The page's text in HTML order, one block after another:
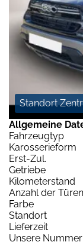
Standort
Allgemeine
Fahrzeugtyp
Karosserieform
Erst-Zul.
Getriebe
Kilometerstand
Anzahl der Türen
Farbe
Standort
Lieferzeit
Unsere Nummer